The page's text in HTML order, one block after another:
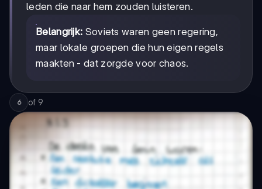
leden die naar hem zouden luisteren.
Belangrijk: Soviets waren geen regering,
maar lokale groepen die hun eigen regels
maakten - dat zorgde voor chaos.
6 of 9